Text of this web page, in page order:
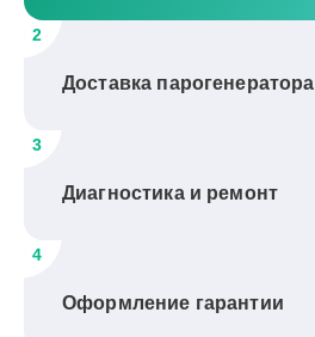
2
Доставка парогенератора
3
Диагностика и ремонт
4
Оформление гарантии